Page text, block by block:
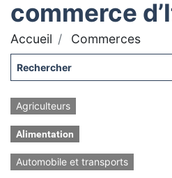
commerce
Accueil Commerces
Agriculteurs
Alimentation
Automobile et transports